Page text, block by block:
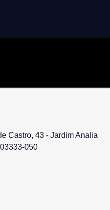
Castro, 43 - Jardim Analia
050